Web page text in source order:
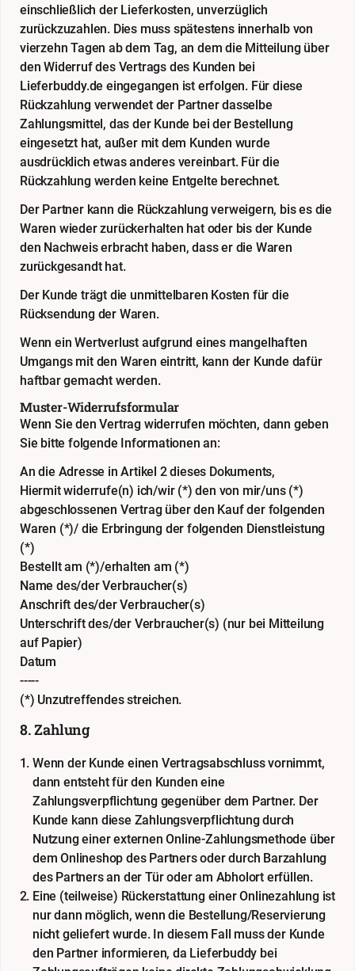
einschließlich der Lieferkosten, unverzüglich
zurückzuzahlen. Dies muss spätestens innerhalb von
vierzehn Tagen ab dem Tag, an dem die Mitteilung über
den Widerruf des Vertrags des Kunden bei
Lieferbuddy.de eingegangen ist erfolgen. Für diese
Rückzahlung verwendet der Partner dasselbe
Zahlungsmittel, das der Kunde bei der Bestellung
eingesetzt hat, außer mit dem Kunden wurde
ausdrücklich etwas anderes vereinbart. Für die
Rückzahlung werden keine Entgelte berechnet.
Der Partner kann die Rückzahlung verweigern, bis es die
Waren wieder zurückerhalten hat oder bis der Kunde
den Nachweis erbracht haben, dass er die Waren
zurückgesandt hat.
Der Kunde trägt die unmittelbaren Kosten für die
Rücksendung der Waren.
Wenn ein Wertverlust aufgrund eines mangelhaften
Umgangs mit den Waren eintritt, kann der Kunde dafür
haftbar gemacht werden.
Muster-Widerrufsformular
Wenn Sie den Vertrag widerrufen möchten, dann geben
Sie bitte folgende Informationen an:
An die Adresse in Artikel 2 dieses Dokuments,
Hiermit widerrufe(n) ich/wir (*) den von mir/uns (*)
abgeschlossenen Vertrag über den Kauf der folgenden
Waren (*)/ die Erbringung der folgenden Dienstleistung
(*)
Bestellt am (*)/erhalten am (*)
Name des/der Verbraucher(s)
Anschrift des/der Verbraucher(s)
Unterschrift des/der Verbraucher(s) (nur bei Mitteilung
auf Papier)
Datum
-----
(*) Unzutreffendes streichen.
8. Zahlung
Wenn der Kunde einen Vertragsabschluss vornimmt,
dann entsteht für den Kunden eine
Zahlungsverpflichtung gegenüber dem Partner. Der
Kunde kann diese Zahlungsverpflichtung durch
Nutzung einer externen Online-Zahlungsmethode über
dem Onlineshop des Partners oder durch Barzahlung
des Partners an der Tür oder am Abholort erfüllen.
Eine (teilweise) Rückerstattung einer Onlinezahlung ist
nur dann möglich, wenn die Bestellung/Reservierung
nicht geliefert wurde. In diesem Fall muss der Kunde
den Partner informieren, da Lieferbuddy bei